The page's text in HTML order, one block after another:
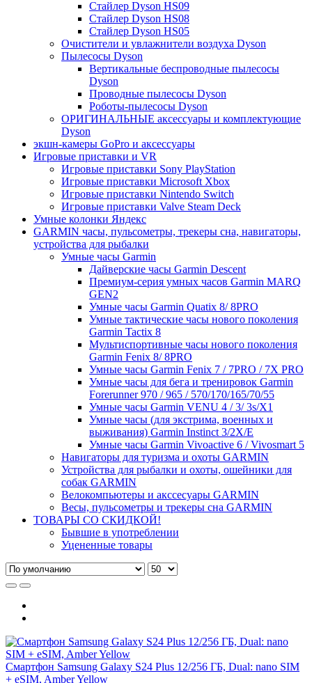
Стайлер Dyson HS09
Стайлер Dyson HS08
Стайлер Dyson HS05
Очистители и увлажнители воздуха Dyson
Пылесосы Dyson
Вертикальные беспроводные пылесосы
Dyson
Проводные пылесосы Dyson
Роботы-пылесосы Dyson
ОРИГИНАЛЬНЫЕ аксессуары и комплектующие
Dyson
экшн-камеры GoPro и аксессуары
Игровые приставки и VR
Игровые приставки Sony PlayStation
Игровые приставки Microsoft Xbox
Игровые приставки Nintendo Switch
Игровые приставки Valve Steam Deck
Умные колонки Яндекс
GARMIN часы, пульсометры, трекеры сна, навигаторы,
устройства для рыбалки
Умные часы Garmin
Дайверские часы Garmin Descent
Премиум-серия умных часов Garmin MARQ
GEN2
Умные часы Garmin Quatix 8/ 8PRO
Умные тактические часы нового поколения
Garmin Tactix 8
Мультиспортивные часы нового поколения
Garmin Fenix 8/ 8PRO
Умные часы Garmin Fenix 7 / 7PRO / 7X PRO
Умные часы для бега и тренировок Garmin
Forerunner 970 / 965 / 570/170/165/70/55
Умные часы Garmin VENU 4 / 3/ 3s/X1
Умные часы (для экстрима, военных и
выживания) Garmin Instinct 3/2X/E
Умные часы Garmin Vivoactive 6 / Vivosmart 5
Навигаторы для туризма и охоты GARMIN
Устройства для рыбалки и охоты, ошейники для
собак GARMIN
Велокомпьютеры и акссесуары GARMIN
Весы, пульсометры и трекеры сна GARMIN
ТОВАРЫ СО СКИДКОЙ!
Бывшие в употреблении
Уцененные товары
Смартфон Samsung Galaxy S24 Plus 12/256 ГБ, Dual: nano SIM
+ eSIM, Amber Yellow